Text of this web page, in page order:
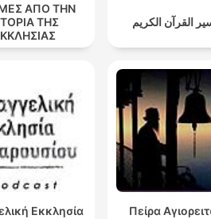
ΑΠΟ ΤΗΝ
ΤΗΣ
القرآن الكريم
Εκκλησία
Πείρα